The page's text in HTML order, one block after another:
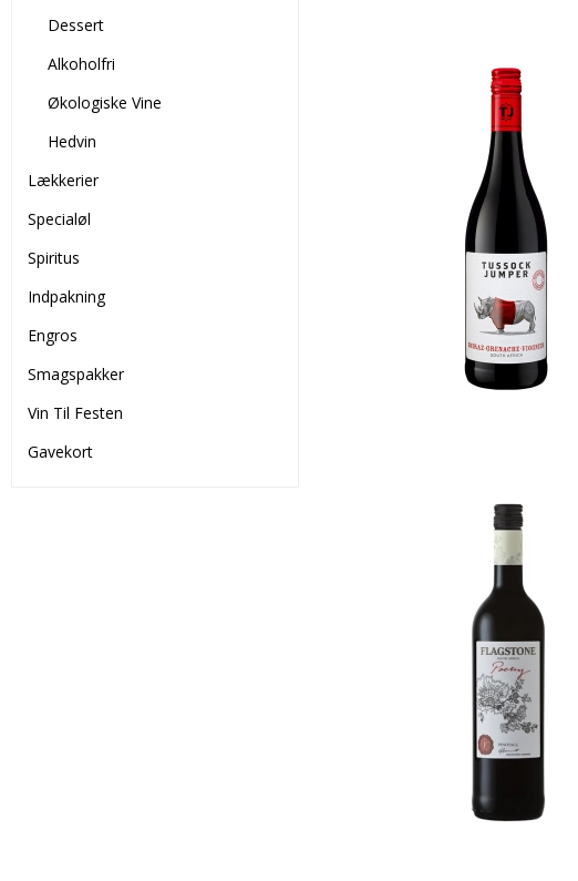
Dessert
Alkoholfri
Økologiske Vine
Hedvin
Lækkerier
Specialøl
Spiritus
Indpakning
Engros
Smagspakker
Vin Til Festen
Gavekort